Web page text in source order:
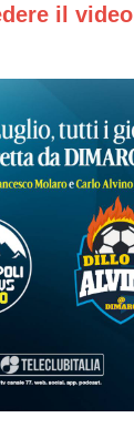
il video